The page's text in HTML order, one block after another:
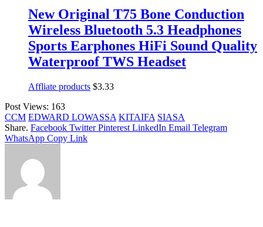
New Original T75 Bone Conduction
Wireless Bluetooth 5.3 Headphones
Sports Earphones HiFi Sound Quality
Waterproof TWS Headset
Affliate products $3.33
Post Views: 163
CCM EDWARD LOWASSA KITAIFA SIASA
Share. Facebook Twitter Pinterest LinkedIn Email Telegram
WhatsApp Copy Link